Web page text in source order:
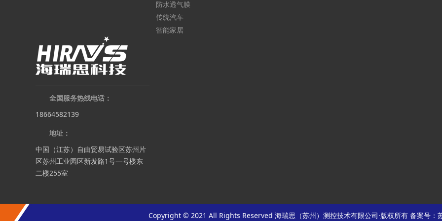
防水透气膜
传统汽车
智能家居
全国服务热线电话：
18664582139
地址：
中国（江苏）自由贸易试验区苏州片
区苏州工业园区新发路1号一号楼东
二楼255室
Copyright © 2021 All Rights Reserved 海瑞思（苏州）测控技术有限公司·版权所有 备案号：